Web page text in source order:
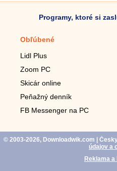
Programy, ktoré si
Obľúbené
Lidl Plus
Zoom PC
Skicár online
Peňažný denník
FB Messenger na PC
© 2003-2026, Downloadwik.com |
údajov a
Reklama